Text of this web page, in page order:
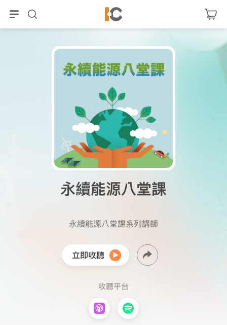
永續能源八堂課
永續能源八堂課系列講師
立即收聽
收聽平台